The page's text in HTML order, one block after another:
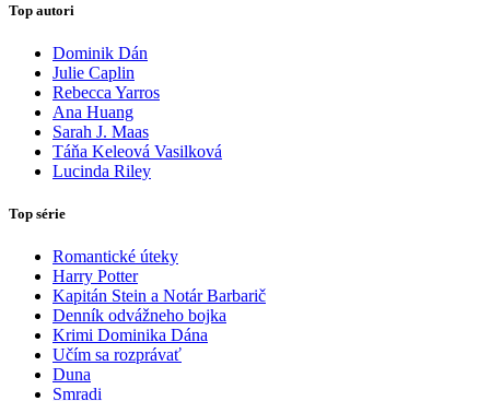
Top autori
Dominik Dán
Julie Caplin
Rebecca Yarros
Ana Huang
Sarah J. Maas
Táňa Keleová Vasilková
Lucinda Riley
Top série
Romantické úteky
Harry Potter
Kapitán Stein a Notár Barbarič
Denník odvážneho bojka
Krimi Dominika Dána
Učím sa rozprávať
Duna
Smradi